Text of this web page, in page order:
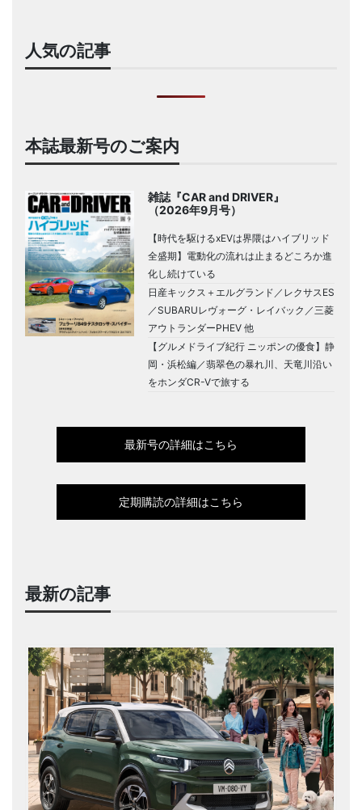
人気の記事
本誌最新号のご案内
雑誌『CAR and DRIVER』
（2026年9月号）
【時代を駆けるxEVは界隈はハイブリッド
全盛期】電動化の流れは止まるどころか進
化し続けている
日産キックス＋エルグランド／レクサスES
／SUBARUレヴォーグ・レイバック／三菱
アウトランダーPHEV 他
【グルメドライブ紀行 ニッポンの優食】静
岡・浜松編／翡翠色の暴れ川、天竜川沿い
をホンダCR-Vで旅する
最新号の詳細はこちら
定期購読の詳細はこちら
最新の記事